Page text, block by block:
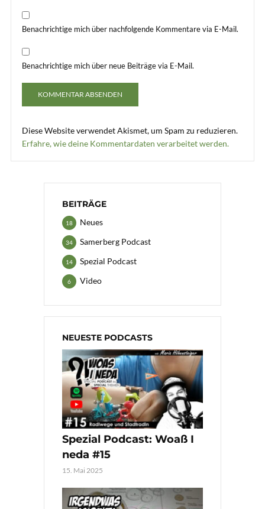
Benachrichtige mich über nachfolgende Kommentare via E-Mail.
Benachrichtige mich über neue Beiträge via E-Mail.
Diese Website verwendet Akismet, um Spam zu reduzieren.
Erfahre, wie deine Kommentardaten verarbeitet werden.
BEITRÄGE
Neues
18
Samerberg Podcast
34
Spezial Podcast
14
Video
6
NEUESTE PODCASTS
Spezial Podcast: Woaß I
neda #15
15. Mai 2025